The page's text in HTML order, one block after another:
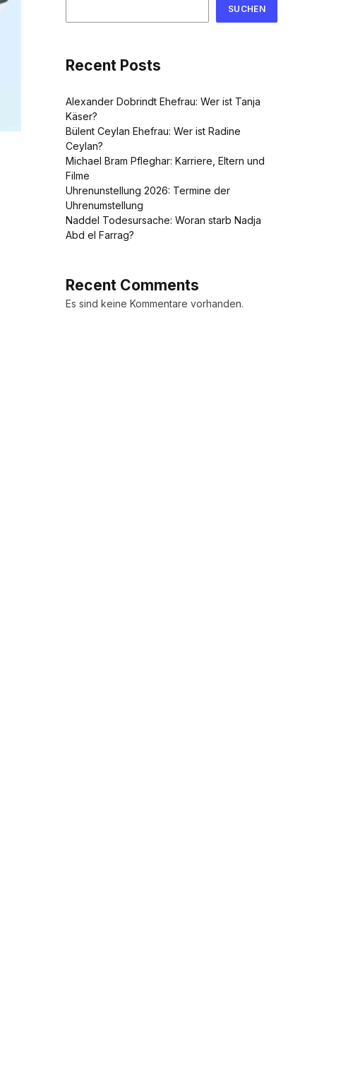
SUCHEN
Recent Posts
Alexander Dobrindt Ehefrau: Wer ist Tanja
Käser?
Bülent Ceylan Ehefrau: Wer ist Radine
Ceylan?
Michael Bram Pfleghar: Karriere, Eltern und
Filme
Uhrenunstellung 2026: Termine der
Uhrenumstellung
Naddel Todesursache: Woran starb Nadja
Abd el Farrag?
Recent Comments
Es sind keine Kommentare vorhanden.